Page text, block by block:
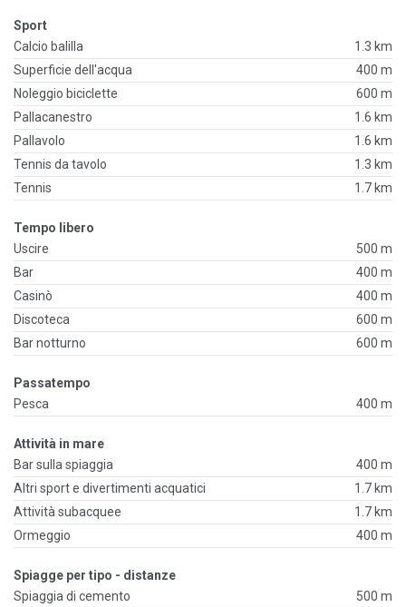
Sport
Calcio balilla
1.3 km
Superficie dell'acqua
400 m
Noleggio biciclette
600 m
Pallacanestro
1.6 km
Pallavolo
1.6 km
Tennis da tavolo
1.3 km
Tennis
1.7 km
Tempo libero
Uscire
500 m
Bar
400 m
Casinò
400 m
Discoteca
600 m
Bar notturno
600 m
Passatempo
Pesca
400 m
Attività in mare
Bar sulla spiaggia
400 m
Altri sport e divertimenti acquatici
1.7 km
Attività subacquee
1.7 km
Ormeggio
400 m
Spiagge per tipo - distanze
Spiaggia di cemento
500 m